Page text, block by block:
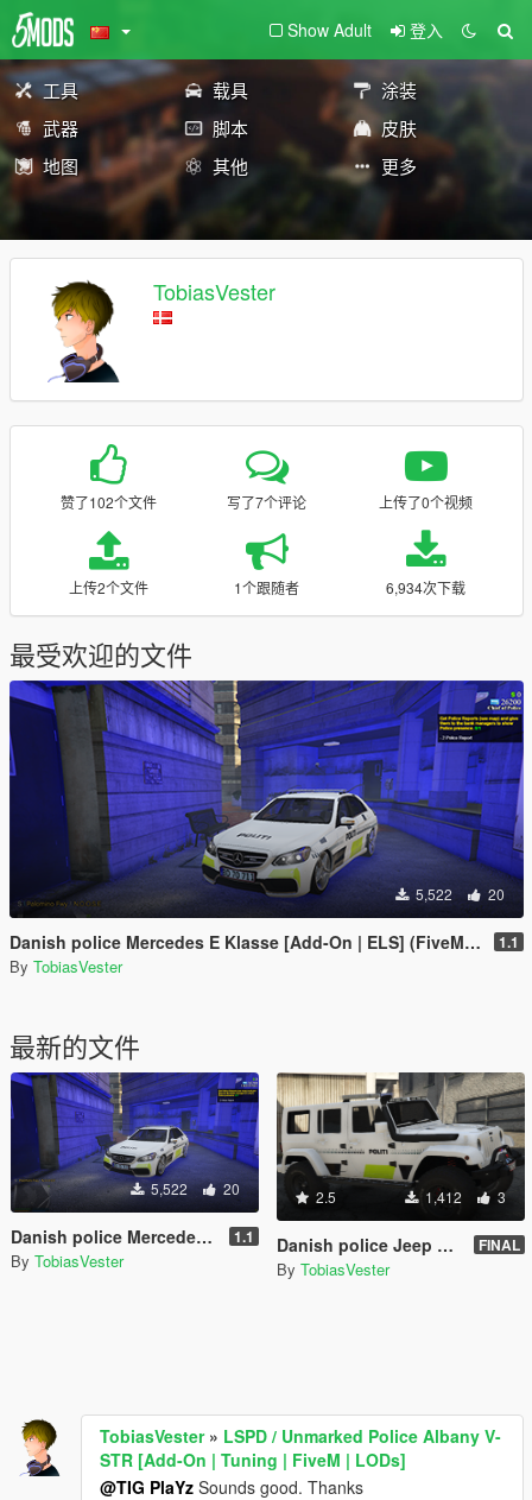
Show Adult 登入
工具 载具
涂装
武器
脚本
皮肤
地图
其他 更多
TobiasVester
赞了102个文件 写了7个评论 上传了0个视频
上传2个文件 1个跟随者 6,934次下载
最受欢迎的文件
5,522 20
Danish police Mercedes E Klasse [Add-On | ELS] (FiveM and Singleplayer) 1.1
By TobiasVester
最新的文件
5,522 20
Danish police Mercedes E Klasse [Add-On | ELS] (FiveM and Singleplayer) 1.1
By TobiasVester
2.5 1,412 3
Danish police Jeep Wrangler 2014 [non-ELS|ELS] REPLACE FINAL
By TobiasVester
TobiasVester» LSPD / Unmarked Police Albany V-
STR [Add-On | Tuning | FiveM | LODs]
@TIG PlaYz Sounds good. Thanks